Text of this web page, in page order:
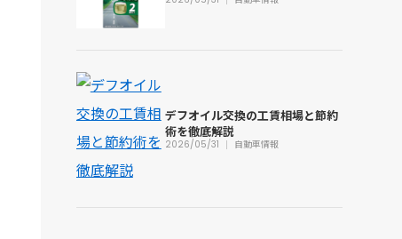
デフオイル交換の工賃相場と節約
術を徹底解説
2026/05/31 自動車情報